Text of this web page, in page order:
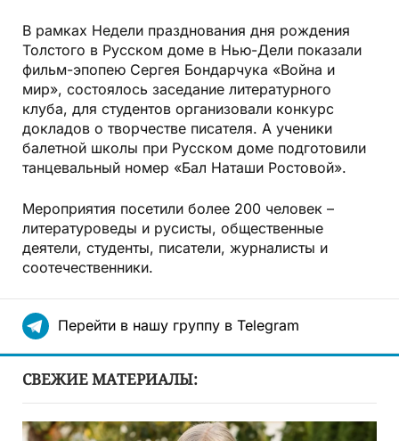
В рамках Недели празднования дня рождения
Толстого в Русском доме в Нью-Дели показали
фильм-эпопею Сергея Бондарчука «Война и
мир», состоялось заседание литературного
клуба, для студентов организовали конкурс
докладов о творчестве писателя. А ученики
балетной школы при Русском доме подготовили
танцевальный номер «Бал Наташи Ростовой».
Мероприятия посетили более 200 человек –
литературоведы и русисты, общественные
деятели, студенты, писатели, журналисты и
соотечественники.
Перейти в нашу группу в Telegram
СВЕЖИЕ МАТЕРИАЛЫ: